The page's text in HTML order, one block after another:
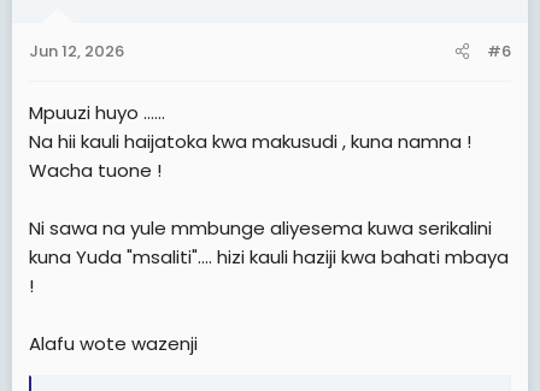
s
Jun 12, 2026 #6
Mpuuzi huyo ......
Na hii kauli haijatoka kwa makusudi , kuna namna !
Wacha tuone !
Ni sawa na yule mmbunge aliyesema kuwa serikalini
kuna Yuda "msaliti".... hizi kauli haziji kwa bahati mbaya
!
Alafu wote wazenji